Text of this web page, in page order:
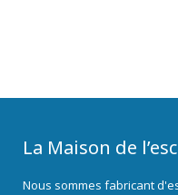
La Maison de
Nous sommes fabricant